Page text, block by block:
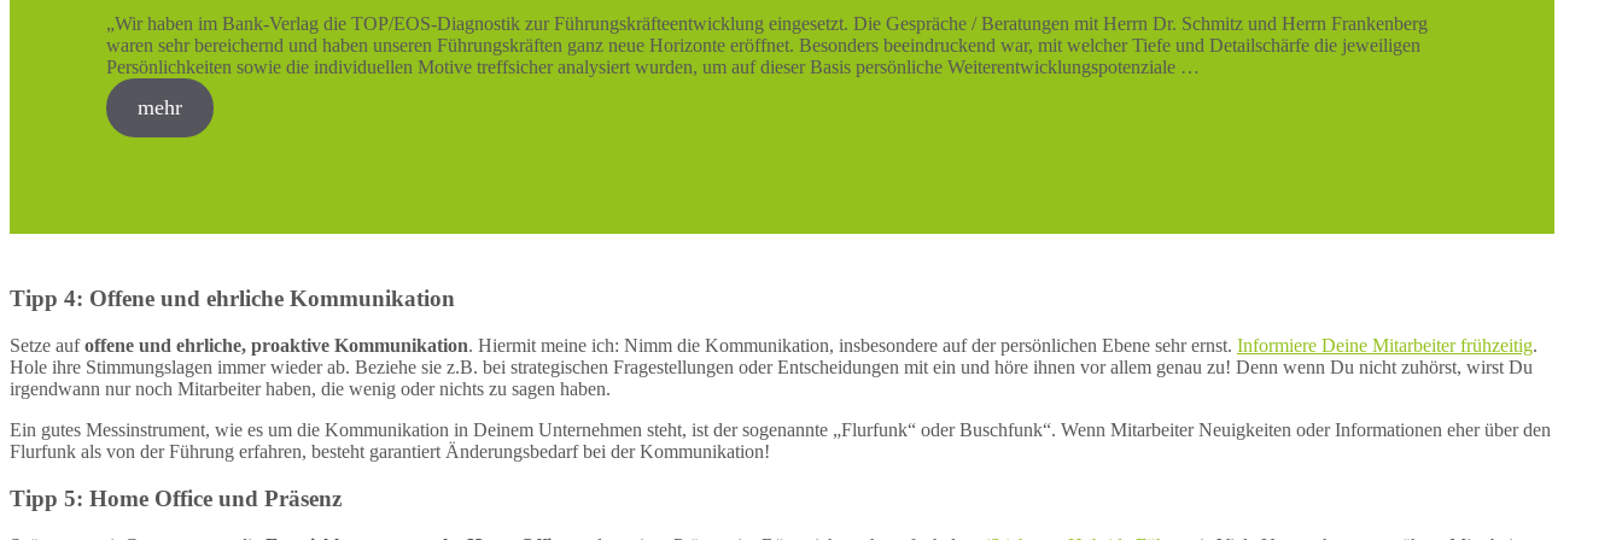
„Wir haben im Bank-Verlag die TOP/EOS-Diagnostik zur Führungskräfteentwicklung eingesetzt. Die Gespräche / Beratungen mit Herrn Dr. Schmitz und Herrn Frankenberg
waren sehr bereichernd und haben unseren Führungskräften ganz neue Horizonte eröffnet. Besonders beeindruckend war, mit welcher Tiefe und Detailschärfe die jeweiligen
Persönlichkeiten sowie die individuellen Motive treffsicher analysiert wurden, um auf dieser Basis persönliche Weiterentwicklungspotenziale …
mehr
Tipp 4: Offene und ehrliche Kommunikation
Setze aufoffene und ehrliche, proaktive Kommunikation. Hiermit meine ich: Nimm die Kommunikation, insbesondere auf der persönlichen Ebene sehr ernst. Informiere Deine Mitarbeiter frühzeitig.
Hole ihre Stimmungslagen immer wieder ab. Beziehe sie z.B. bei strategischen Fragestellungen oder Entscheidungen mit ein und höre ihnen vor allem genau zu! Denn wenn Du nicht zuhörst, wirst Du
irgendwann nur noch Mitarbeiter haben, die wenig oder nichts zu sagen haben.
Ein gutes Messinstrument, wie es um die Kommunikation in Deinem Unternehmen steht, ist der sogenannte „Flurfunk“ oder Buschfunk“. Wenn Mitarbeiter Neuigkeiten oder Informationen eher über den
Flurfunk als von der Führung erfahren, besteht garantiert Änderungsbedarf bei der Kommunikation!
Tipp 5: Home Office und Präsenz